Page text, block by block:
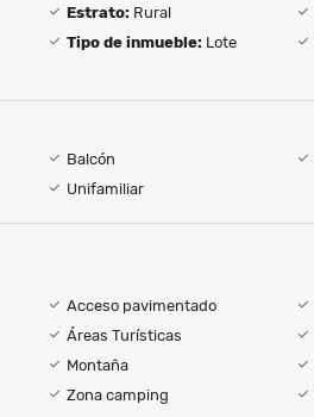
Estrato: Rural
Tipo de inmueble: Lote
Balcón
Unifamiliar
Acceso pavimentado
Áreas Turísticas
Montaña
Zona camping